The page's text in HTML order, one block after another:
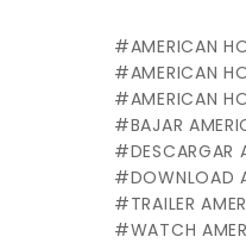
AMERICAN
AMERICAN
AMERICAN
BAJAR
DESCARGAR
DOWNLOAD
TRAILER
WATCH